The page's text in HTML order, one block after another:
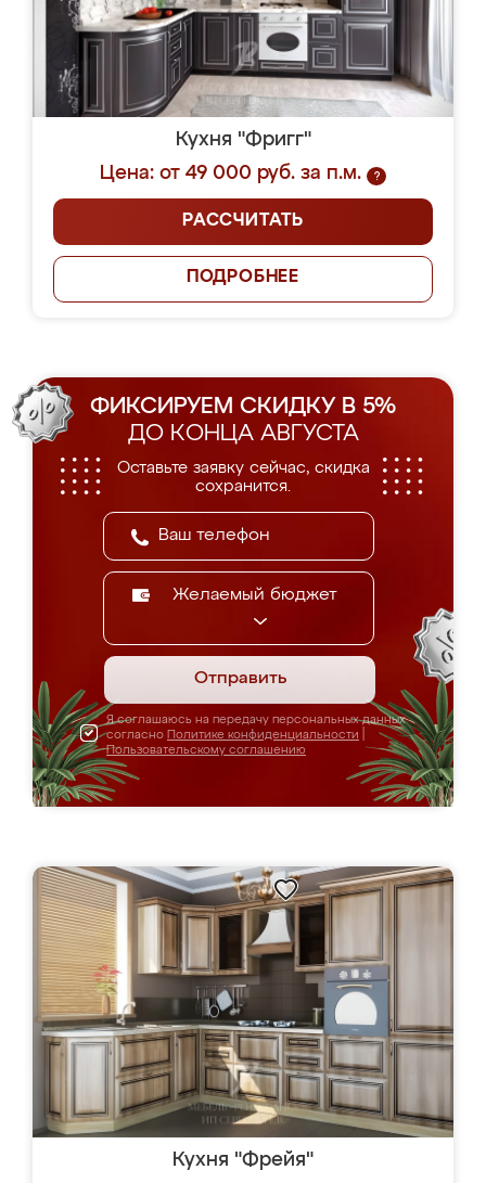
Кухня "Фригг"
Цена: от 49 000 руб. за п.м.
?
РАССЧИТАТЬ
ПОДРОБНЕЕ
ФИКСИРУЕМ СКИДКУ В 5%
ДО КОНЦА АВГУСТА
Оставьте заявку сейчас, скидка
сохранится.
Желаемый бюджет
Отправить
Я соглашаюсь на передачу персональных данных
согласно Политике конфиденциальности
Пользовательскому соглашению
Кухня "Фрейя"